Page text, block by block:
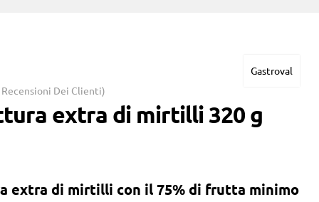
Gastroval
Recensioni Dei Clienti)
extra di mirtilli 320 g
extra di mirtilli con il75% di frutta minimo